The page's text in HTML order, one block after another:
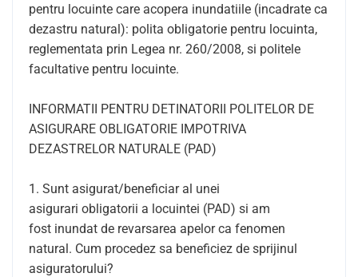
pentru locuinte care acopera inundatiile (incadrate ca
dezastru natural): polita obligatorie pentru locuinta,
reglementata prin Legea nr. 260/2008, si politele
facultative pentru locuinte.
INFORMATII PENTRU DETINATORII POLITELOR DE
ASIGURARE OBLIGATORIE IMPOTRIVA
DEZASTRELOR NATURALE (PAD)
1. Sunt asigurat/beneficiar al unei
asigurari obligatorii a locuintei (PAD) si am
fost inundat de revarsarea apelor ca fenomen
natural. Cum procedez sa beneficiez de sprijinul
asiguratorului?